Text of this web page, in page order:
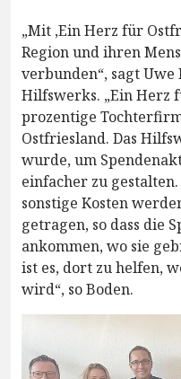
„Mit ‚Ein Herz für
Region und ihren
verbunden“, sagt Uwe
Hilfswerks. „Ein Herz
prozentige
Ostfriesland. Das
wurde, um
einfacher zu
sonstige Kosten
getragen, so dass die
ankommen, wo sie
ist es, dort zu helfen,
wird“, so Boden.